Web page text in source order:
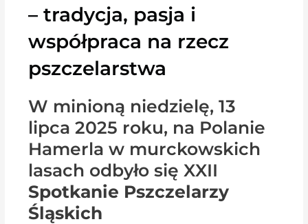
– tradycja, pasja i
współpraca na rzecz
pszczelarstwa
W minioną niedzielę, 13
lipca 2025 roku, na Polanie
Hamerla w murckowskich
lasach odbyło się XXII
Spotkanie Pszczelarzy
Śląskich